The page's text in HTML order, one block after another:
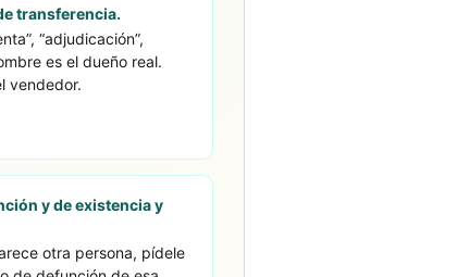
transferencia.
“adjudicación”,
es el dueño real.
vendedor.
y de existencia y
otra persona, pídele